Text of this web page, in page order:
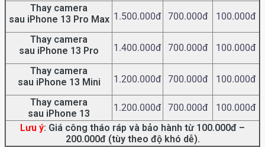
Thay camera
sau iPhone 13 Pro Max 1.500.000đ 700.000đ 100.000đ
Thay camera
sau iPhone 13 Pro 1.400.000đ 700.000đ 100.000đ
Thay camera
sau iPhone 13 Mini 1.200.000đ 700.000đ 100.000đ
Thay camera
sau iPhone 13
1.200.000đ 700.000đ
100.000đ
Lưu ý: Giá công tháo ráp và bảo hành từ 100.000đ –
200.000đ (tùy theo độ khó dễ).